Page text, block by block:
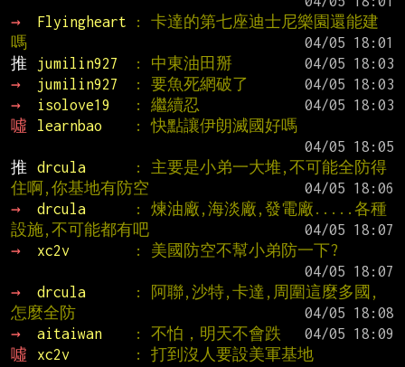
→
Flyingheart
: 卡達的第七座迪士尼樂園還能建
嗎
推
jumilin927 : 中東油田掰
→
jumilin927 : 要魚死網破了
→
isolove19 : 繼續忍
噓
learnbao
: 快點讓伊朗滅國好嗎
推
drcula
: 主要是小弟一大堆,不可能全防得
住啊,你基地有防空
→
drcula
: 煉油廠,海淡廠,發電廠.....各種
設施,不可能都有吧
→
xc2v
: 美國防空不幫小弟防一下?
→
drcula
: 阿聯,沙特,卡達,周圍這麼多國,
怎麼全防
→
aitaiwan : 不怕，明天不會跌
噓
xc2v
: 打到沒人要設美軍基地